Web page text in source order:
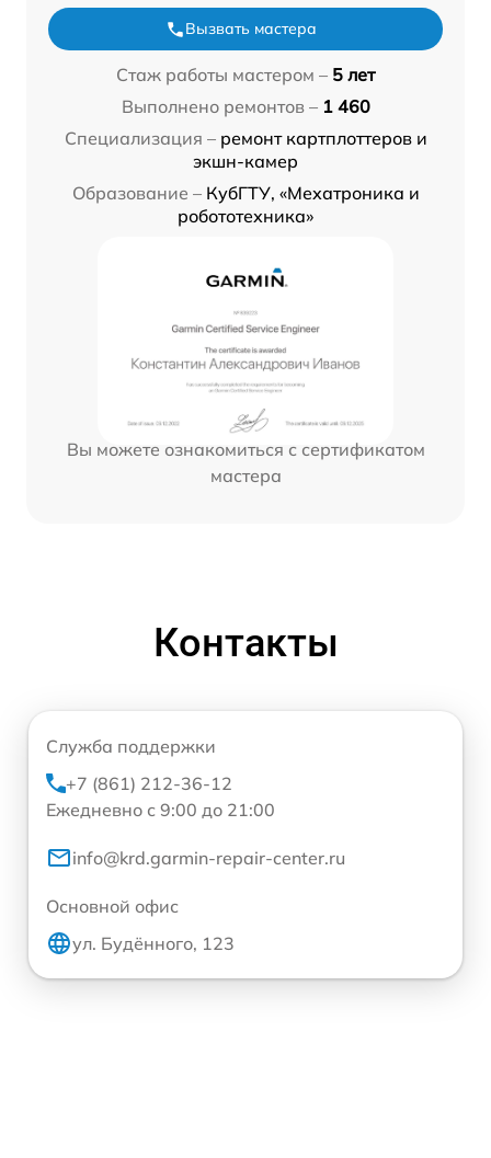
Вызвать мастера
Стаж работы мастером – 5 лет
Выполнено ремонтов – 1 460
Специализация – ремонт картплоттеров и
экшн-камер
Образование – КубГТУ, «Мехатроника и
робототехника»
Вы можете ознакомиться с сертификатом
мастера
Контакты
Служба поддержки
+7 (861) 212-36-12
Ежедневно с 9:00 до 21:00
info@krd.garmin-repair-center.ru
Основной офис
ул. Будённого, 123